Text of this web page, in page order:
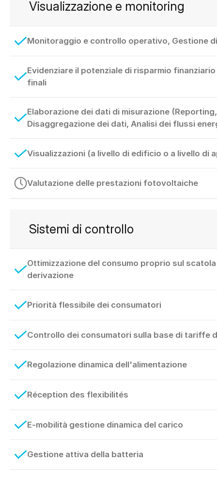
Visualizzazione e monitoring
Monitoraggio e controllo operativo, Gestione
Evidenziare il potenziale di risparmio
finali
Elaborazione dei dati di misurazione (Reporting,
Disaggregazione dei dati, Analisi dei flussi
Visualizzazioni (a livello di edificio o a livello di
Valutazione delle prestazioni fotovoltaiche
Sistemi di controllo
Ottimizzazione del consumo proprio sul
derivazione
Priorità flessibile dei consumatori
Controllo dei consumatori sulla base di tariffe
Regolazione dinamica dell'alimentazione
Réception des flexibilités
E-mobilità gestione dinamica del carico
Gestione attiva della batteria